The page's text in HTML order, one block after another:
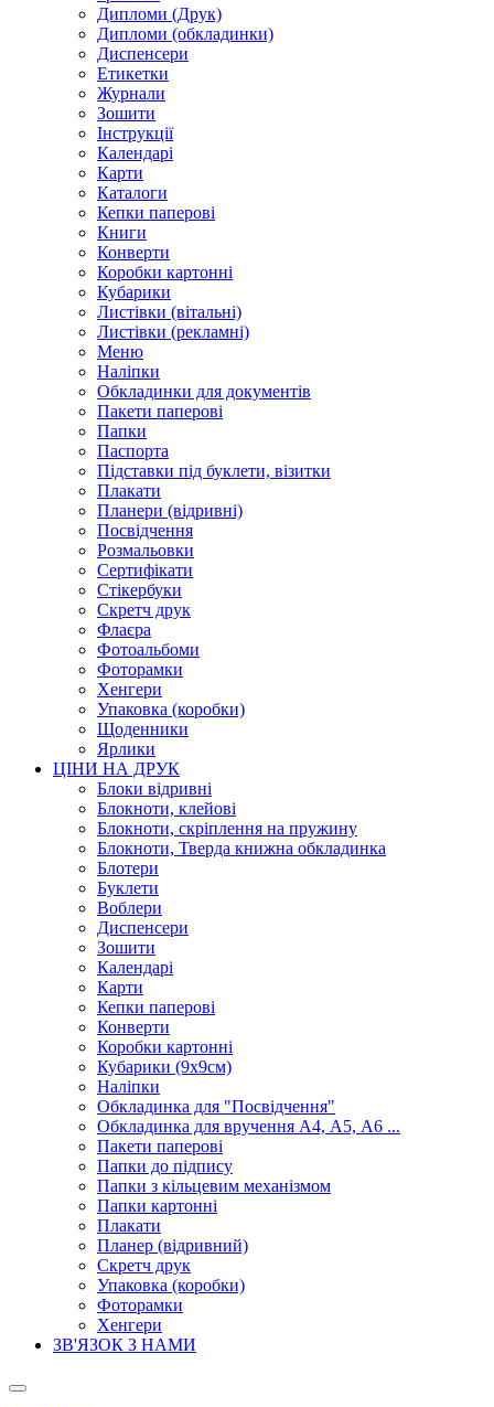
Дипломи (Друк)
Дипломи (обкладинки)
Диспенсери
Етикетки
Журнали
Зошити
Інструкції
Календарі
Карти
Каталоги
Кепки паперові
Книги
Конверти
Коробки картонні
Кубарики
Листівки (вітальні)
Листівки (рекламні)
Меню
Наліпки
Обкладинки для документів
Пакети паперові
Папки
Паспорта
Підставки під буклети, візитки
Плакати
Планери (відривні)
Посвідчення
Розмальовки
Сертифікати
Стікербуки
Скретч друк
Флаєра
Фотоальбоми
Фоторамки
Хенгери
Упаковка (коробки)
Щоденники
Ярлики
ЦІНИ НА ДРУК
Блоки відривні
Блокноти, клейові
Блокноти, скріплення на пружину
Блокноти, Тверда книжна обкладинка
Блотери
Буклети
Воблери
Диспенсери
Зошити
Календарі
Карти
Кепки паперові
Конверти
Коробки картонні
Кубарики (9х9см)
Наліпки
Обкладинка для "Посвідчення"
Обкладинка для вручення А4, А5, А6 ...
Пакети паперові
Папки до підпису
Папки з кільцевим механізмом
Папки картонні
Плакати
Планер (відривний)
Скретч друк
Упаковка (коробки)
Фоторамки
Хенгери
ЗВ'ЯЗОК З НАМИ